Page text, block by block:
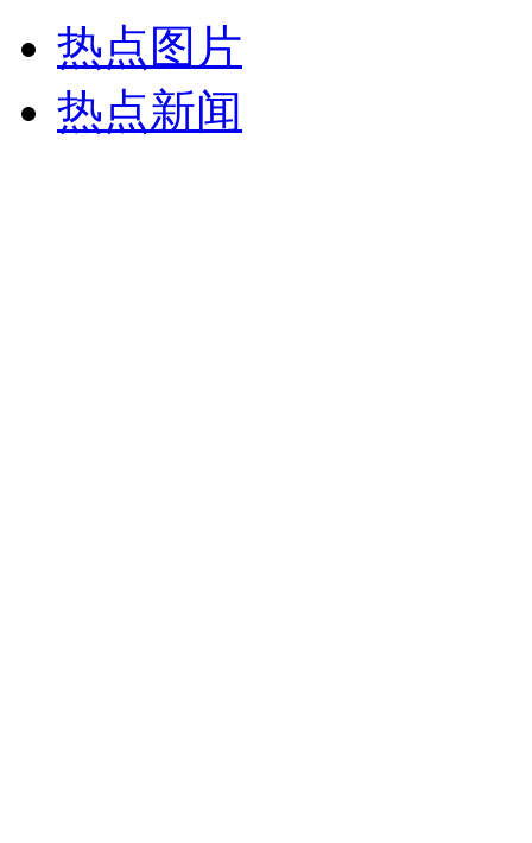
热点图片
热点新闻